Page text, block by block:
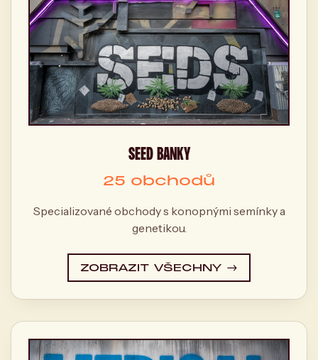
SEED BANKY
25 obchodů
Specializované obchody s konopnými semínky a
genetikou.
ZOBRAZIT VŠECHNY →